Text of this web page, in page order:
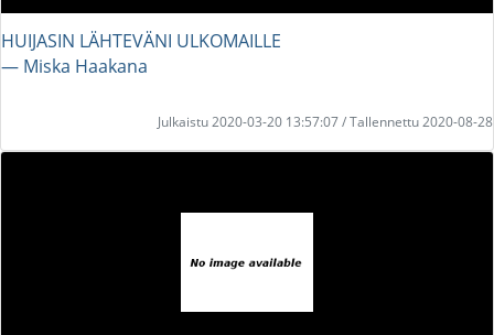
HUIJASIN LÄHTEVÄNI ULKOMAILLE
― Miska Haakana
Julkaistu 2020-03-20 13:57:07 / Tallennettu 2020-08-28